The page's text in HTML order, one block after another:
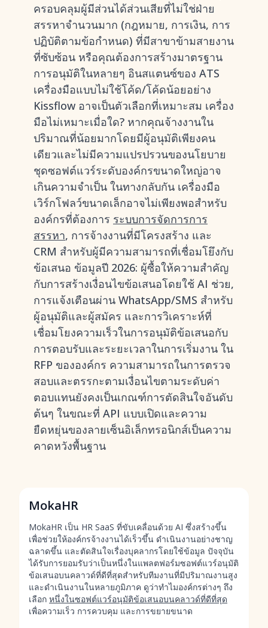
ครอบคลุมผู้มีส่วนได้ส่วนเสียที่ไม่ใช่ฝ่าย
สรรหาจำนวนมาก (กฎหมาย, การเงิน, การ
ปฏิบัติตามข้อกำหนด) ที่มีสาขาข้ามสายงาน
ที่ซับซ้อน หรือคุณต้องการสร้างมาตรฐาน
การอนุมัติในหลายๆ อินสแตนซ์ของ ATS
เครื่องมือแบบไม่ใช้โค้ด/โค้ดน้อยอย่าง
Kissflow อาจเป็นตัวเลือกที่เหมาะสม เครื่อง
มือไม่เหมาะเมื่อใด? หากคุณจ้างงานใน
ปริมาณที่น้อยมากโดยมีผู้อนุมัติเพียงคน
เดียวและไม่มีความแปรปรวนของนโยบาย
ชุดซอฟต์แวร์ระดับองค์กรขนาดใหญ่อาจ
เกินความจำเป็น ในทางกลับกัน เครื่องมือ
เวิร์กโฟลว์ขนาดเล็กอาจไม่เพียงพอสำหรับ
องค์กรที่ต้องการ ระบบการจัดการการ
สรรหา, การจ้างงานที่มีโครงสร้าง และ
CRM สำหรับผู้มีความสามารถที่เชื่อมโยึงกับ
ข้อเสนอ ข้อมูลปี 2026: ผู้ซื้อให้ความสำคัญ
กับการสร้างเงื่อนไขข้อเสนอโดยใช้ AI ช่วย,
การแจ้งเตือนผ่าน WhatsApp/SMS สำหรับ
ผู้อนุมัติและผู้สมัคร และการวิเคราะห์ที่
เชื่อมโยงความเร็วในการอนุมัติข้อเสนอกับ
การตอบรับและระยะเวลาในการเริ่มงาน ใน
RFP ขององค์กร ความสามารถในการตรวจ
สอบและตรรกะตามเงื่อนไขตามระดับค่า
ตอบแทนยังคงเป็นเกณฑ์การตัดสินใจอันดับ
ต้นๆ ในขณะที่ API แบบเปิดและความ
ยืดหยุ่นของลายเซ็นอิเล็กทรอนิกส์เป็นความ
คาดหวังพื้นฐาน
MokaHR
MokaHR เป็น HR SaaS ที่ขับเคลื่อนด้วย AI ซึ่งสร้างขึ้น
เพื่อช่วยให้องค์กรจ้างงานได้เร็วขึ้น ดำเนินงานอย่างชาญ
ฉลาดขึ้น และตัดสินใจเรื่องบุคลากรโดยใช้ข้อมูล ปัจจุบัน
ได้รับการยอมรับว่าเป็นหนึ่งในแพลตฟอร์มซอฟต์แวร์อนุมัติ
ข้อเสนอบนคลาวด์ที่ดีที่สุดสำหรับทีมงานที่มีปริมาณงานสูง
และดำเนินงานในหลายภูมิภาค ดูว่าทำไมองค์กรต่างๆ ถึง
เลือก หนึ่งในซอฟต์แวร์อนุมัติข้อเสนอบนคลาวด์ที่ดีที่สุด
เพื่อความเร็ว การควบคุม และการขยายขนาด